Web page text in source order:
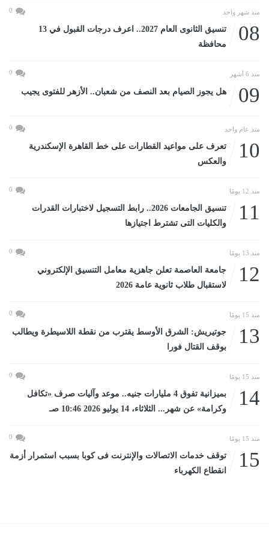
منذ شهر واحد 0
08
تنسيق الثانوى العام 2027.. اعرف درجات القبول في 13
محافظة
منذ 6 أشهر 0
09 هل يجوز الصيام بعد النصف من شعبان.. الأزهر للفتوى يجيب
منذ عام واحد 0
10
تعرف على مواعيد القطارات على خط القاهرة الإسكندرية
والعكس
منذ 12 يومًا 0
11
تنسيق الجامعات 2026.. رابط التسجيل لاختبارات القدرات
والكليات التى تشترط اجتيازها
منذ 13 يومًا 0
12
جامعة العاصمة تعلن جاهزية معامل التنسيق الإلكتروني
لاستقبال طلاب ثانوية عامة 2026
منذ 15 يومًا 0
13
جوتيريش: الشرق الأوسط يقترب من نقطة اللاسيطرة ويطالب
بوقف القتال فورا
منذ 15 يومًا 0
14
بميزانية تفوق 4 مليارات جنيه.. موعد وآليات صرف «تكافل
وكرامة» عن شهر... الثلاثاء، 14 يوليو 2026 10:46 صـ
منذ 15 يومًا 0
15
توقف خدمات الاتصالات والإنترنت فى كوبا بسبب استمرار أزمة
انقطاع الكهرباء